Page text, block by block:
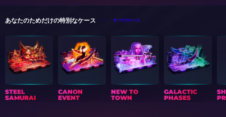
あなたのためだけの特別なケース すべてのケース
STEEL
SAMURAI
CANON
EVENT
NEW TO
TOWN
GALACTIC
PHASES